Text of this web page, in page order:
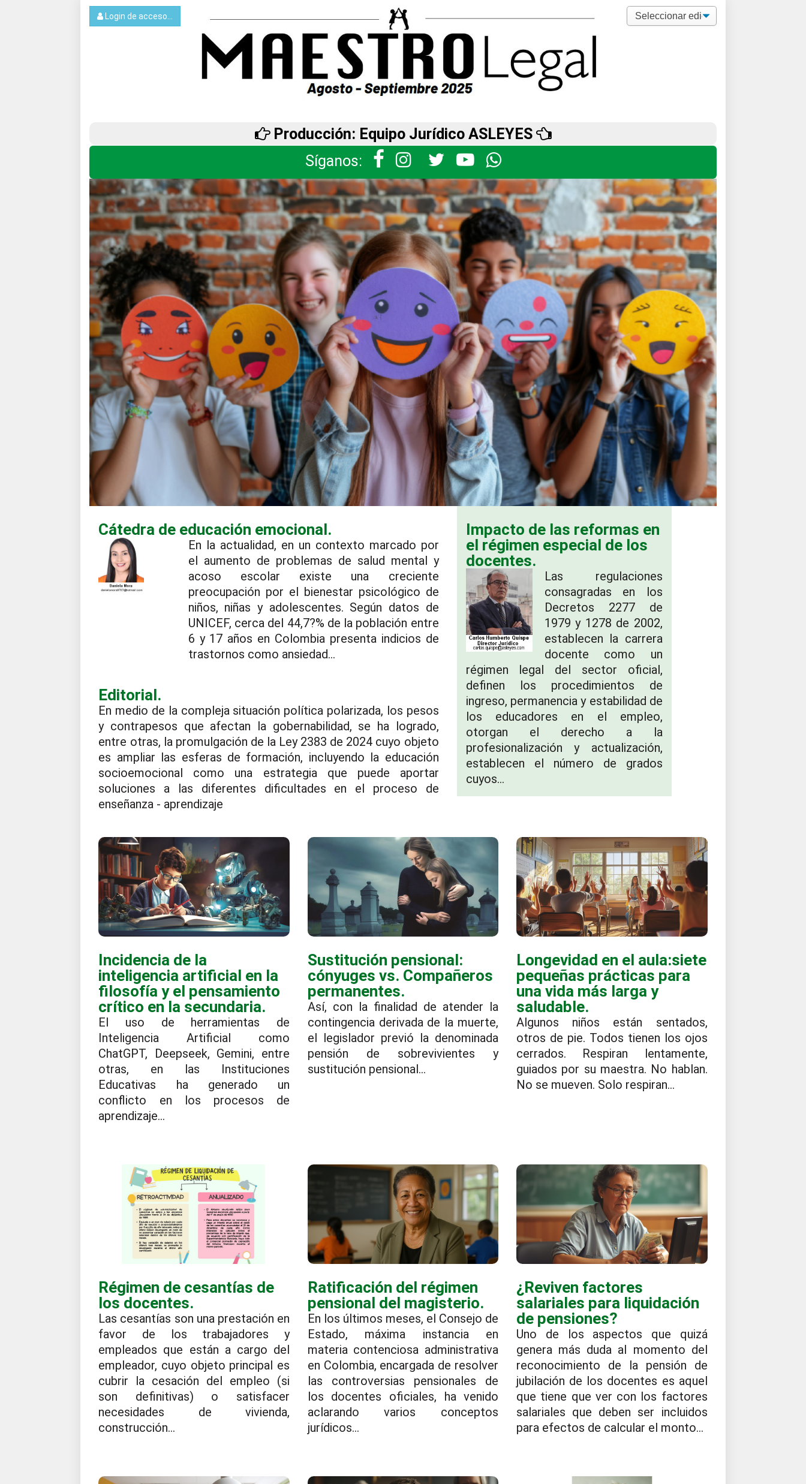
Login de acceso...
Producción: Equipo Jurídico ASLEYES
Síganos:
Cátedra de educación emocional.
En la actualidad, en un contexto marcado por
el aumento de problemas de salud mental y
acoso escolar existe una creciente
preocupación por el bienestar psicológico de
niños, niñas y adolescentes. Según datos de
UNICEF, cerca del 44,7?% de la población entre
6 y 17 años en Colombia presenta indicios de
trastornos como ansiedad...
Editorial.
En medio de la compleja situación política polarizada, los pesos
y contrapesos que afectan la gobernabilidad, se ha logrado,
entre otras, la promulgación de la Ley 2383 de 2024 cuyo objeto
es ampliar las esferas de formación, incluyendo la educación
socioemocional como una estrategia que puede aportar
soluciones a las diferentes dificultades en el proceso de
enseñanza - aprendizaje
Impacto de las reformas en
el régimen especial de los
docentes.
Las regulaciones
consagradas en los
Decretos 2277 de
1979 y 1278 de 2002,
establecen la carrera
docente como un
régimen legal del sector oficial,
definen los procedimientos de
ingreso, permanencia y estabilidad de
los educadores en el empleo,
otorgan el derecho a la
profesionalización y actualización,
establecen el número de grados
cuyos...
Incidencia de la
inteligencia artificial en la
filosofía y el pensamiento
crítico en la secundaria.
El uso de herramientas de
Inteligencia Artificial como
ChatGPT, Deepseek, Gemini, entre
otras, en las Instituciones
Educativas ha generado un
conflicto en los procesos de
aprendizaje...
Sustitución pensional:
cónyuges vs. Compañeros
permanentes.
Así, con la finalidad de atender la
contingencia derivada de la muerte,
el legislador previó la denominada
pensión de sobrevivientes y
sustitución pensional...
Longevidad en el aula:siete
pequeñas prácticas para
una vida más larga y
saludable.
Algunos niños están sentados,
otros de pie. Todos tienen los ojos
cerrados. Respiran lentamente,
guiados por su maestra. No hablan.
No se mueven. Solo respiran...
Régimen de cesantías de
los docentes.
Las cesantías son una prestación en
favor de los trabajadores y
empleados que están a cargo del
empleador, cuyo objeto principal es
cubrir la cesación del empleo (si
son definitivas) o satisfacer
necesidades de vivienda,
construcción...
Ratificación del régimen
pensional del magisterio.
En los últimos meses, el Consejo de
Estado, máxima instancia en
materia contenciosa administrativa
en Colombia, encargada de resolver
las controversias pensionales de
los docentes oficiales, ha venido
aclarando varios conceptos
jurídicos...
¿Reviven factores
salariales para liquidación
de pensiones?
Uno de los aspectos que quizá
genera más duda al momento del
reconocimiento de la pensión de
jubilación de los docentes es aquel
que tiene que ver con los factores
salariales que deben ser incluidos
para efectos de calcular el monto...